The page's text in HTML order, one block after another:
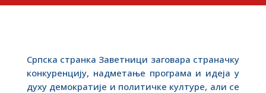
Српска странка Заветници заговара страначку
конкуренцију, надметање програма и идеја у
духу демократије и политичке културе, али се